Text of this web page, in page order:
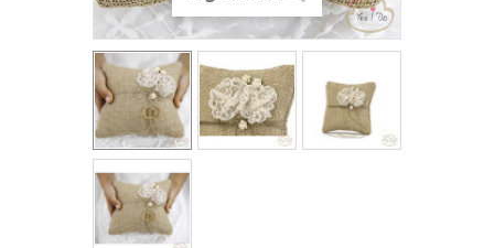
CONTINUA LO SHOPPING
PROCEDI AL CHECKOUT